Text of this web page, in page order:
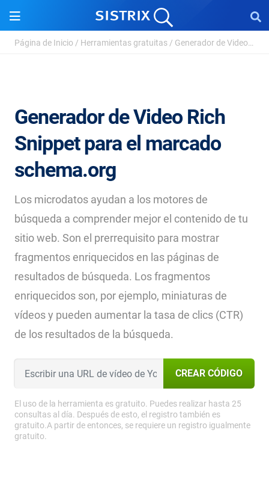
Página de Inicio / Herramientas gratuitas / Generador de Video Rich Snippet para el marcado sc...
Generador de Video Rich
Snippet para el marcado
schema.org
Los microdatos ayudan a los motores de
búsqueda a comprender mejor el contenido de tu
sitio web. Son el prerrequisito para mostrar
fragmentos enriquecidos en las páginas de
resultados de búsqueda. Los fragmentos
enriquecidos son, por ejemplo, miniaturas de
vídeos y pueden aumentar la tasa de clics (CTR)
de los resultados de la búsqueda.
CREAR CÓDIGO
El uso de la herramienta es gratuito. Puedes realizar hasta 25
consultas al día. Después de esto, el registro también es
gratuito.A partir de entonces, se requiere un registro igualmente
gratuito.